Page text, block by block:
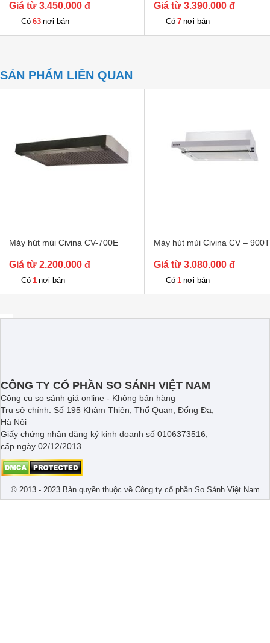
Giá từ 3.450.000 đ
Có 63 nơi bán
Giá từ 3.390.000 đ
Có 7 nơi bán
SẢN PHẨM LIÊN QUAN
Máy hút mùi Civina CV-700E
Giá từ 2.200.000 đ
Có 1 nơi bán
Máy hút mùi Civina CV – 900T
Giá từ 3.080.000 đ
Có 1 nơi bán
CÔNG TY CỔ PHẦN SO SÁNH VIỆT NAM
Công cụ so sánh giá online - Không bán hàng
Trụ sở chính: Số 195 Khâm Thiên, Thổ Quan, Đống Đa,
Hà Nội
Giấy chứng nhận đăng ký kinh doanh số 0106373516,
cấp ngày 02/12/2013
© 2013 - 2023 Bản quyền thuộc về Công ty cổ phần So Sánh Việt Nam